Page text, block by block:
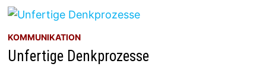
KOMMUNIKATION
Unfertige Denkprozesse